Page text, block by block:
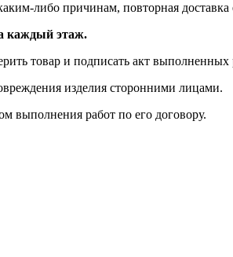
либо причинам, повторная
каждый этаж.
товар и подписать акт выполненных
изделия сторонними лицами.
выполнения работ по его договору.